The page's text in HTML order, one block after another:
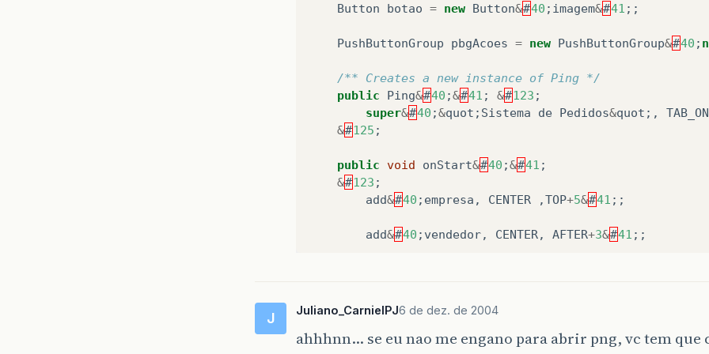
Button
botao = new Button&#40 ; imagem&#41 ;;
PushButtonGroup pbgAcoes = new PushButtonGroup&#40 ;
/** Creates a new instance of Ping */
public
Ping&#40 ;&#41 ; &#123 ;
super&#40 ;&quot ; Sistema de Pedidos&quot ;,
&#125 ;
public void onStart&#40 ;&#41 ;
&#123 ;
add&#40 ; empresa , CENTER ,TOP+5&#41 ;;
add&#40 ; vendedor, CENTER, AFTER+3&#41 ;;
add& #40 botao CENTER
add&# 40;pbgAcoes, LEFT, getSize &#40 &# 41;.y-15&
J Juliano_CarnielPJ6 de dez. de 2004
ahhhnn… se eu nao me engano para abrir png, vc tem que